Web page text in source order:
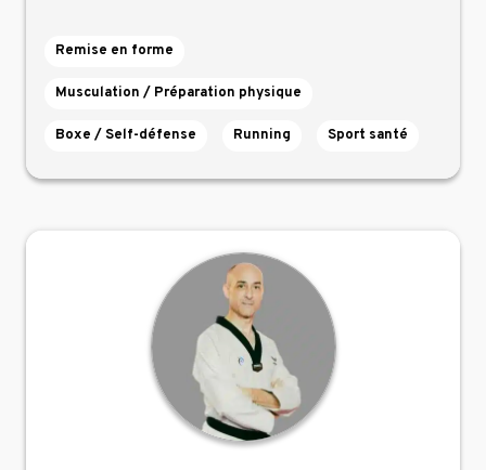
Remise en forme
Musculation / Préparation physique
Boxe / Self-défense Running Sport santé